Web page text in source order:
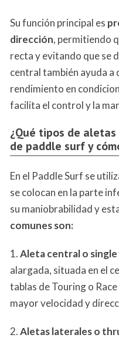
Su función principal es
dirección, permitiendo
recta y evitando que se
central también ayuda a
rendimiento en
facilita el control y la
¿Qué tipos de
de paddle surf y
En el Paddle Surf se
se colocan en la parte
su maniobrabilidad y
comunesson:
1.Aleta central o single
alargada, situada en el
tablas de Touring o
mayor velocidad y
2.Aletas laterales o